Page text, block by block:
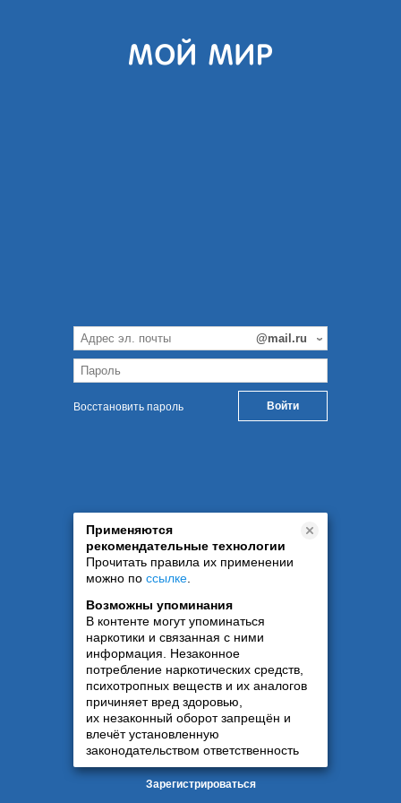
Восстановить пароль
Применяются
рекомендательные технологии
Прочитать правила их применении
можно по ссылке
Возможны упоминания
В контенте могут упоминаться
наркотики и связанная с ними
информация. Незаконное
потребление наркотических средств,
психотропных веществ и их аналогов
причиняет вред здоровью,
их незаконный оборот запрещён и
влечёт установленную
законодательством ответственность
Зарегистрироваться